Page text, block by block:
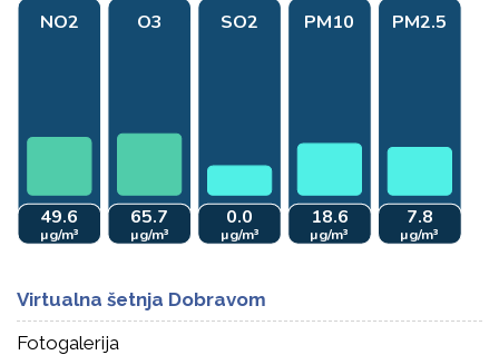
Virtualna šetnja Dobravom
Fotogalerija